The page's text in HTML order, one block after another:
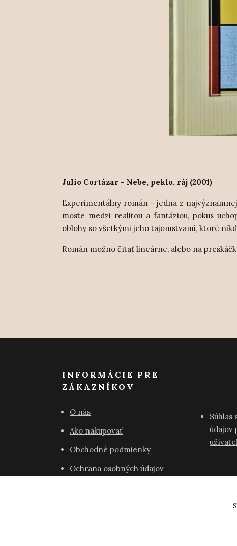
Julio Cortázar - Nebe, peklo, ráj (2001)
Experimentálny román - jedna z
moste medzi realitou a fantáziou, pokus
oblohy so všetkými jeho tajomstvami, ktoré
Román možno čítať lineárne, alebo na
INFORMÁCIE PRE
ZÁKAZNÍKOV
O nás
Ako nakupovať
Obchodné podmienky
Ochrana osobných údajov
Súhlas
údajov